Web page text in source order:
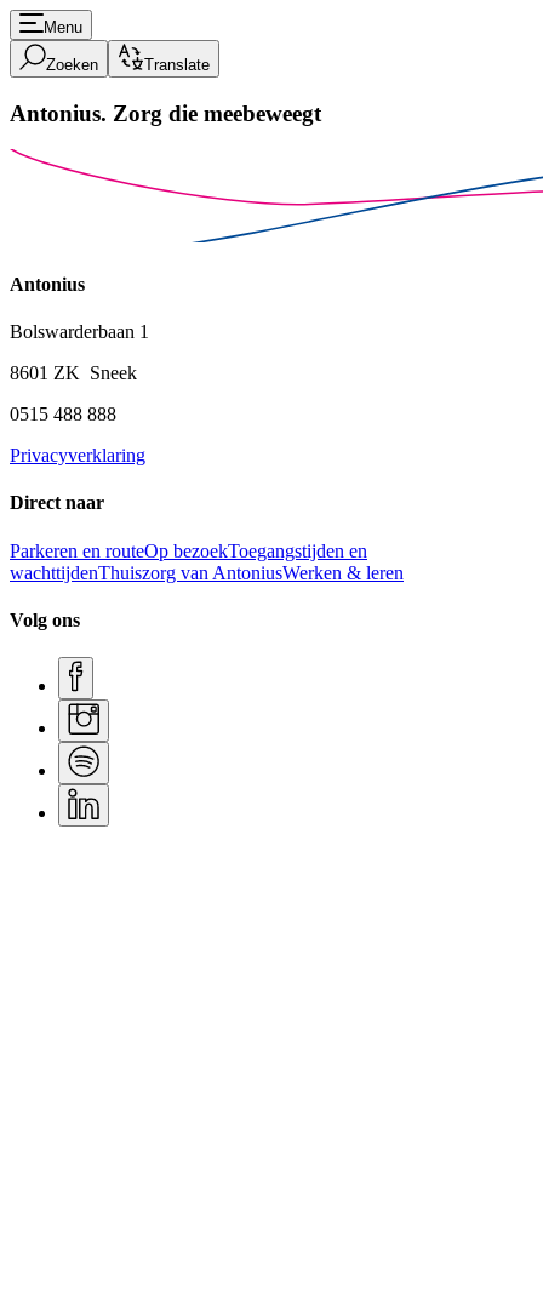
Menu
Zoeken Translate
Antonius. Zorg die meebeweegt
Antonius
Bolswarderbaan 1
8601 ZK Sneek
0515 488 888
Privacyverklaring
Direct naar
Parkeren en routeOp bezoekToegangstijden en
wachttijdenThuiszorg van AntoniusWerken & leren
Volg ons